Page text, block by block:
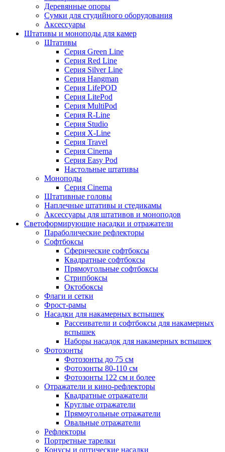
Деревянные опоры
Сумки для студийного оборудования
Аксессуары
Штативы и моноподы для камер
Штативы
Серия Green Line
Серия Red Line
Серия Silver Line
Серия Hangman
Серия LifePOD
Серия LitePod
Серия MultiPod
Серия R-Line
Серия Studio
Серия X-Line
Серия Travel
Серия Cinema
Серия Easy Pod
Настольные штативы
Моноподы
Серия Cinema
Штативные головы
Наплечные штативы и стедикамы
Аксессуары для штативов и моноподов
Светоформирующие насадки и отражатели
Параболические рефлекторы
Софтбоксы
Сферические софтбоксы
Квадратные софтбоксы
Прямоугольные софтбоксы
Стрипбоксы
Октобоксы
Флаги и сетки
Фрост-рамы
Насадки для накамерных вспышек
Рассеиватели и софтбоксы для накамерных
вспышек
Наборы насадок для накамерных вспышек
Фотозонты
Фотозонты до 75 см
Фотозонты 80-110 см
Фотозонты 122 см и более
Отражатели и кино-рефлекторы
Квадратные отражатели
Круглые отражатели
Прямоугольные отражатели
Овальные отражатели
Рефлекторы
Портретные тарелки
Конусы и оптические насадки